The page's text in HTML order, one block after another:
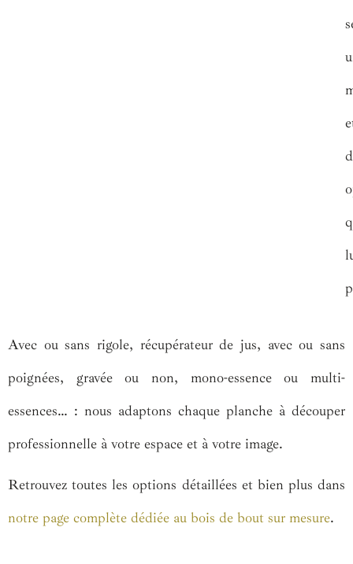
Avec ou sans rigole, récupérateur de jus, avec ou sans
poignées, gravée ou non, mono-essence ou multi-
essences… : nous adaptons chaque planche à découper
professionnelle à votre espace et à votre image.
Retrouvez toutes les options détaillées et bien plus dans
notre page complète dédiée au bois de bout sur mesure.